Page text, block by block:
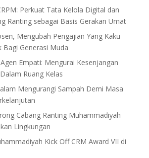
Perkuat Tata Kelola Digital dan
Ranting sebagai Basis Gerakan Umat
Mengubah Pengajian Yang Kaku
Bagi Generasi Muda
Empati: Mengurai Kesenjangan
Ruang Kelas
Mengurangi Sampah Demi Masa
Cabang Ranting Muhammadiyah
Lingkungan
Kick Off CRM Award VII di